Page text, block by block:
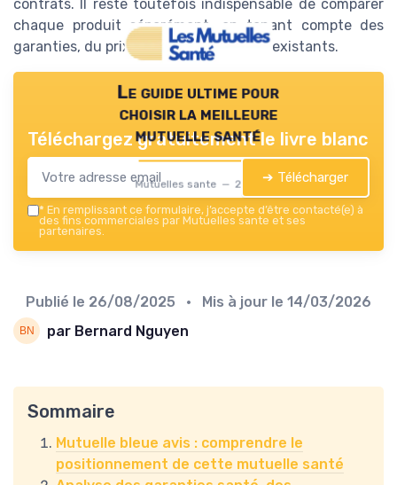
contrats. Il reste toutefois indispensable de comparer
chaque produit séparément, en tenant compte des
garanties, du prix et des avis mutuelle existants.
Le guide ultime pour
choisir la meilleure
mutuelle santé
Mutuelles sante — 2026
Téléchargez gratuitement le livre blanc
➔ Télécharger
* En remplissant ce formulaire, j’accepte d’être contacté(e) à
des fins commerciales par Mutuelles sante et ses
partenaires.
Publié le 26/08/2025 • Mis à jour le 14/03/2026
par Bernard Nguyen
Sommaire
Mutuelle bleue avis : comprendre le
positionnement de cette mutuelle santé